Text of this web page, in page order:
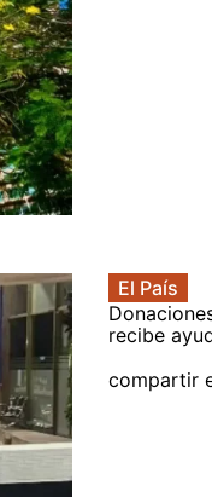
El País
recibe
compartir